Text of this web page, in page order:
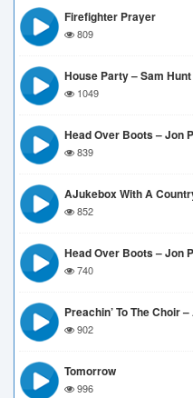
Firefighter Prayer
809
House Party – Sam Hunt
1049
Head Over Boots – Jon
839
AJukebox With A
852
Head Over Boots – Jon
740
Preachin’ To The Choir
902
Tomorrow
996